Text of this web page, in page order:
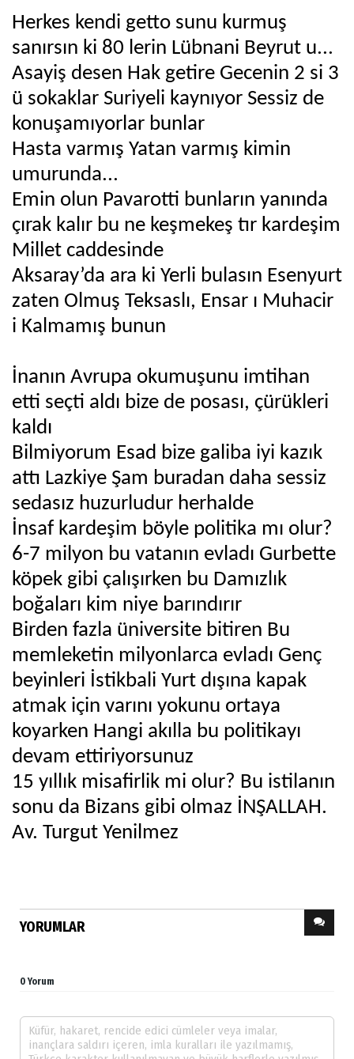
Herkes kendi getto sunu kurmuş
sanırsın ki 80 lerin Lübnani Beyrut u...
Asayiş desen Hak getire Gecenin 2 si 3
ü sokaklar Suriyeli kaynıyor Sessiz de
konuşamıyorlar bunlar
Hasta varmış Yatan varmış kimin
umurunda...
Emin olun Pavarotti bunların yanında
çırak kalır bu ne keşmekeş tır kardeşim
Millet caddesinde
Aksaray’da ara ki Yerli bulasın Esenyurt
zaten Olmuş Teksaslı, Ensar ı Muhacir
i Kalmamış bunun
İnanın Avrupa okumuşunu imtihan
etti seçti aldı bize de posası, çürükleri
kaldı
Bilmiyorum Esad bize galiba iyi kazık
attı Lazkiye Şam buradan daha sessiz
sedasız huzurludur herhalde
İnsaf kardeşim böyle politika mı olur?
6-7 milyon bu vatanın evladı Gurbette
köpek gibi çalışırken bu Damızlık
boğaları kim niye barındırır
Birden fazla üniversite bitiren Bu
memleketin milyonlarca evladı Genç
beyinleri İstikbali Yurt dışına kapak
atmak için varını yokunu ortaya
koyarken Hangi akılla bu politikayı
devam ettiriyorsunuz
15 yıllık misafirlik mi olur? Bu istilanın
sonu da Bizans gibi olmaz İNŞALLAH.
Av. Turgut Yenilmez
YORUMLAR
0 Yorum